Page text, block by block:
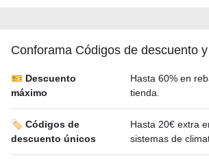
Conforama Códigos de descuento
🎫 Descuento
máximo
Hasta 60% en
tienda.
🏷️ Códigos de
descuento únicos
Hasta 20€ extra
sistemas de